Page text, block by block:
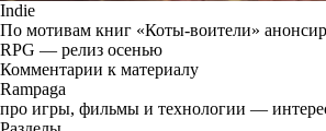
Indie
По мотивам книг «Коты-воители»
RPG — релиз осенью
Комментарии к материалу
Rampaga
про игры, фильмы и технологии —